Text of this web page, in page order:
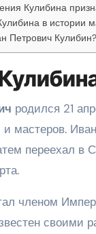
Кулибина
в истории
Петрович Кулибин?
родился 21
и мастеров.
переехал в
членом
своими